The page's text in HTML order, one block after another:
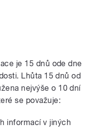
je 15 dnů ode dne
Lhůta 15 dnů od
nejvýše o 10 dní
se považuje:
informací v jiných